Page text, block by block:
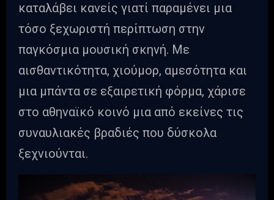
καταλάβει κανείς γιατί παραμένει μια
τόσο ξεχωριστή περίπτωση στην
παγκόσμια μουσική σκηνή. Με
αισθαντικότητα, χιούμορ, αμεσότητα και
μια μπάντα σε εξαιρετική φόρμα, χάρισε
στο αθηναϊκό κοινό μια από εκείνες τις
συναυλιακές βραδιές που δύσκολα
ξεχνιούνται.